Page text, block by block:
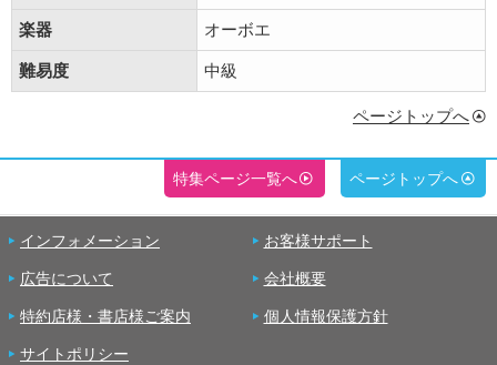
楽器 オーボエ
難易度 中級
ページトップへ
特集ページ一覧へ ページトップへ
インフォメーション お客様サポート
広告について 会社概要
特約店様・書店様ご案内 個人情報保護方針
サイトポリシー